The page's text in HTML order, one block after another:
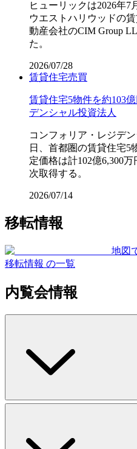
ヒューリックは2026年7
ウエストハリウッドの
動産会社のCIM Group
た。
2026/07/28
賃貸住宅売買
賃貸住宅5物件を約103
デンシャル投資法人
コンフォリア・レジデ
日、首都圏の賃貸住宅5
定価格は計102億6,300
次取得する。
2026/07/14
移転情報
地図
移転情報 の一覧
内覧会情報